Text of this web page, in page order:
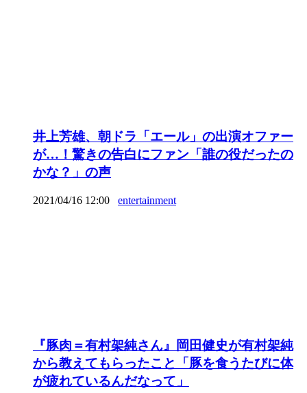
井上芳雄、朝ドラ「エール」の出演オファー
が…！驚きの告白にファン「誰の役だったの
かな？」の声
2021/04/16 12:00 entertainment
『豚肉＝有村架純さん』岡田健史が有村架純
から教えてもらったこと「豚を食うたびに体
が疲れているんだなって」